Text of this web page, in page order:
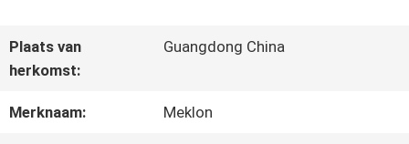
OVER
ONS
Plaats van
herkomst:
Guangdong China
Merknaam: Meklon